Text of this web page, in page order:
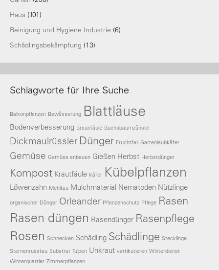
Haus (101)
Reinigung und Hygiene Industrie (6)
Schädlingsbekämpfung (13)
Schlagworte für Ihre Suche
Balkonpflanzen Bewässerung Blattläuse
Bodenverbesserung Braunfäule Buchsbaumzünsler
Dickmaulrüssler Dünger Fruchtfall Gartenlaubkäfer
Gemüse Gemüse anbauen Gießen Herbst Herbstdünger
Kompost Krautfäule Käfer Kübelpflanzen
Löwenzahn Mehltau Mulchmaterial Nematoden Nützlinge
organischer Dünger Orleander Pflanzenschutz Pflege Rasen
Rasen düngen Rasendünger Rasenpflege
Rosen Schnecken Schädling Schädlinge Stecklinge
Sternenrusstau Substrat Tulpen Unkraut vertikutieren Winterdienst
Winterquartier Zimmerpflanzen